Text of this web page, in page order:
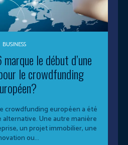
BUSINESS
le début d’une
le crowdfunding
crowdfunding européen a été
Une autre manière
un projet immobilier, une
ou...